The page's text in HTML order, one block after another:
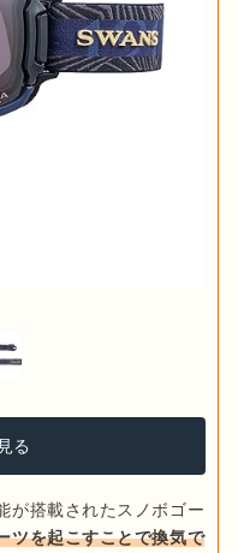
る
が搭載されたスノボゴー
ツを起こすことで換気で